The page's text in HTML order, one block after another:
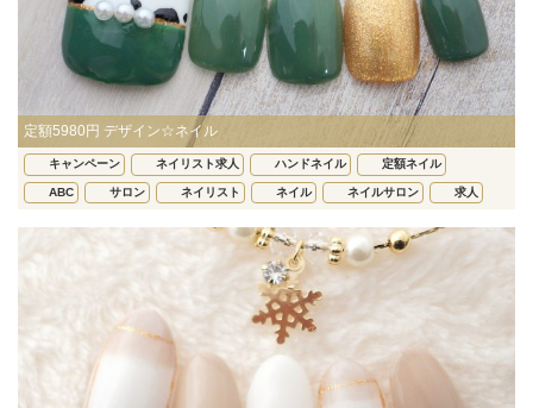
定額5980円 デザイン☆ネイル
キャンペーン ネイリスト求人 ハンドネイル 定額ネイル
ABC サロン ネイリスト ネイル ネイルサロン 求人